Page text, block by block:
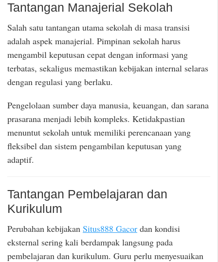
Tantangan Manajerial Sekolah
Salah satu tantangan utama sekolah di masa transisi
adalah aspek manajerial. Pimpinan sekolah harus
mengambil keputusan cepat dengan informasi yang
terbatas, sekaligus memastikan kebijakan internal selaras
dengan regulasi yang berlaku.
Pengelolaan sumber daya manusia, keuangan, dan sarana
prasarana menjadi lebih kompleks. Ketidakpastian
menuntut sekolah untuk memiliki perencanaan yang
fleksibel dan sistem pengambilan keputusan yang
adaptif.
Tantangan Pembelajaran dan
Kurikulum
Perubahan kebijakan Situs888 Gacor dan kondisi
eksternal sering kali berdampak langsung pada
pembelajaran dan kurikulum. Guru perlu menyesuaikan